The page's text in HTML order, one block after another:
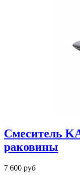
Смеситель
раковины
7 600 руб